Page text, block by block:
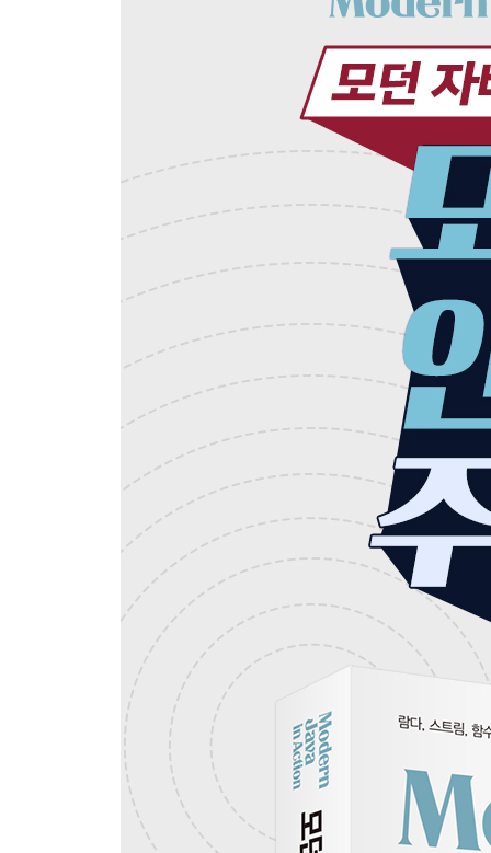
3.1 람다란 무엇인가?
3.2 어디에, 어떻게 람다를 사용할까?
3.3 람다 활용 : 실행 어라운드 패턴
3.4 함수형 인터페이스 사용
3.5 형식 검사, 형식 추론, 제약
3.6 메서드 참조
3.7 람다, 메서드 참조 활용하기
3.8 람다 표현식을 조합할 수 있는 유용한 메서드
3.9 비슷한 수학적 개념
3.10 마치며
[ PART II 함수형 데이터 처리 ]
CHAPTER 4 스트림 소개
4.1 스트림이란 무엇인가?
4.2 스트림 시작하기
4.3 스트림과 컬렉션
4.4 스트림 연산
4.5 로드맵
4.6 마치며
CHAPTER 5 스트림 활용
5.1 필터링
5.2 스트림 슬라이싱
5.3 매핑